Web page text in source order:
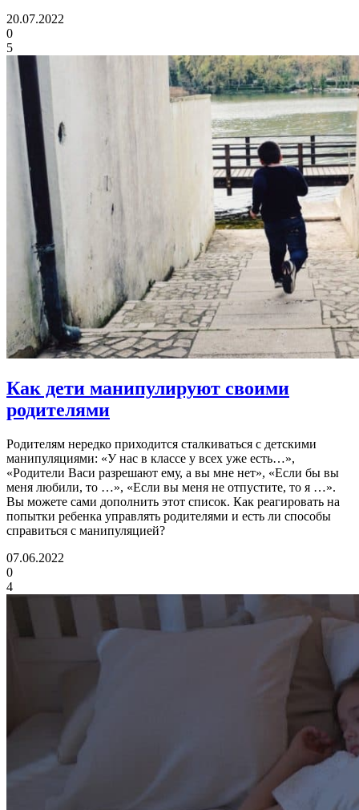
20.07.2022
0
5
Как дети манипулируют своими
родителями
Родителям нередко приходится сталкиваться с детскими
манипуляциями: «У нас в классе у всех уже есть…»,
«Родители Васи разрешают ему, а вы мне нет», «Если бы вы
меня любили, то …», «Если вы меня не отпустите, то я …».
Вы можете сами дополнить этот список. Как реагировать на
попытки ребенка управлять родителями и есть ли способы
справиться с манипуляцией?
07.06.2022
0
4